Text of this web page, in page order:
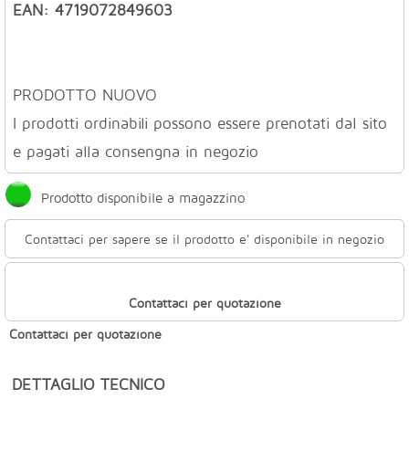
EAN: 4719072849603
PRODOTTO NUOVO
I prodotti ordinabili possono essere prenotati dal sito
e pagati alla consengna in negozio
Prodotto disponibile a magazzino
Contattaci per sapere se il prodotto e' disponibile in negozio
Contattaci per quotazione
Contattaci per quotazione
DETTAGLIO TECNICO